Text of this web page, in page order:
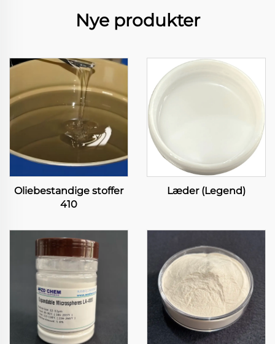
Nye produkter
Oliebestandige stoffer
410
Læder (Legend)